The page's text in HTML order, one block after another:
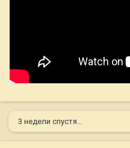
3 недели спустя...